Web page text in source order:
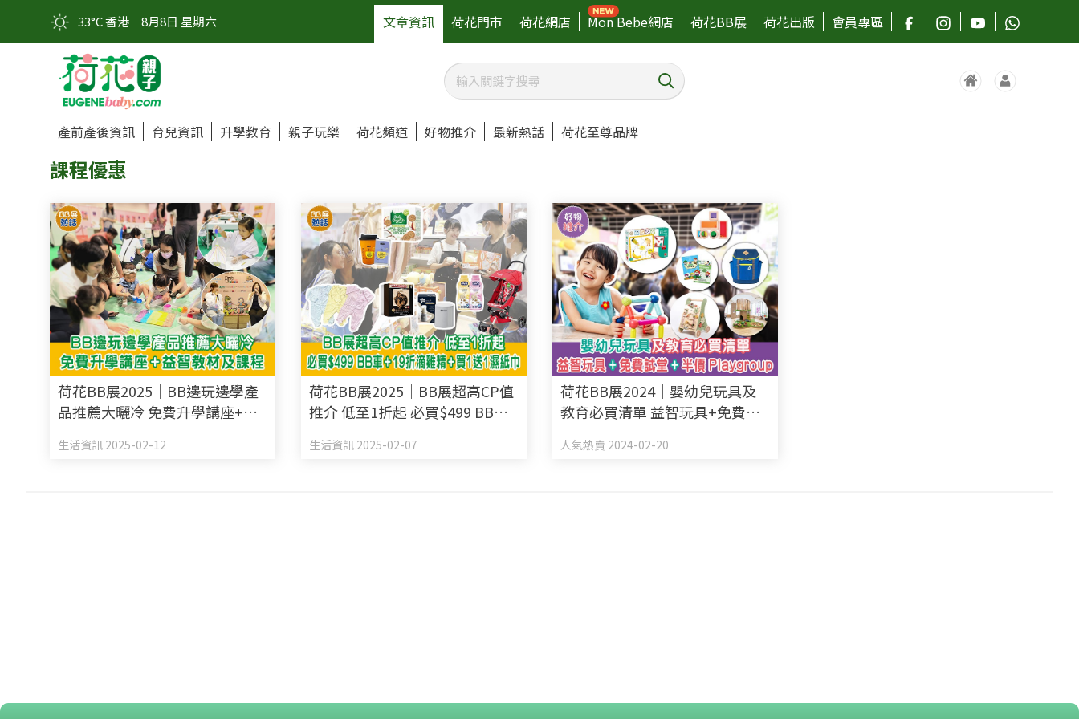
33°C 香港 8月8日 星期六 文章資訊 荷花門市 荷花網店 Mon Bebe網店 荷花BB展 荷花出版 會員專區
產前產後資訊 育兒資訊 升學教育 親子玩樂 荷花頻道 好物推介 最新熱話 荷花至尊品牌
課程優惠
荷花BB展2025｜BB邊玩邊學產
品推薦大曬冷 免費升學講座+益
生活資訊 2025-02-12
荷花BB展2025｜BB展超高CP值
推介 低至1折起 必買$499 BB車
生活資訊 2025-02-07
荷花BB展2024｜嬰幼兒玩具及
教育必買清單 益智玩具+免費試
人氣熱賣 2024-02-20